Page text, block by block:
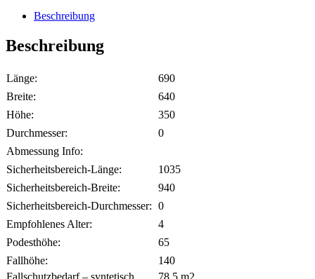
Beschreibung
Beschreibung
Länge:
690
Breite:
640
Höhe:
350
Durchmesser:
0
Abmessung Info:
Sicherheitsbereich-Länge:
1035
Sicherheitsbereich-Breite:
940
Sicherheitsbereich-Durchmesser: 0
Empfohlenes Alter:
4
Podesthöhe:
65
Fallhöhe:
140